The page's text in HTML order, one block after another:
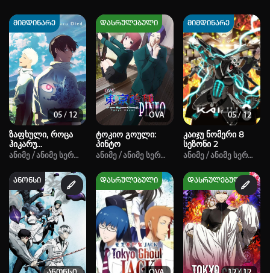
მიმდინარე
05 / 12
ზაფხული, როცა
ჰიკარუ
გარდაიცვალა
Ანიმე / Ანიმე Სერიალი / Ფსიქოლოგიური / Მისტიკა / Ზებუნებრივი /
დასრულებული
OVA
ტოკიო გოული:
პინტო
Ანიმე / Ანიმე Სერიალი / Ფანტასტიკა /
მიმდინარე
05 / 12
კაიჯუ ნომერი 8
სეზონი 2
Ანიმე / Ანიმე
ანონსი დასრულებული დასრულებული